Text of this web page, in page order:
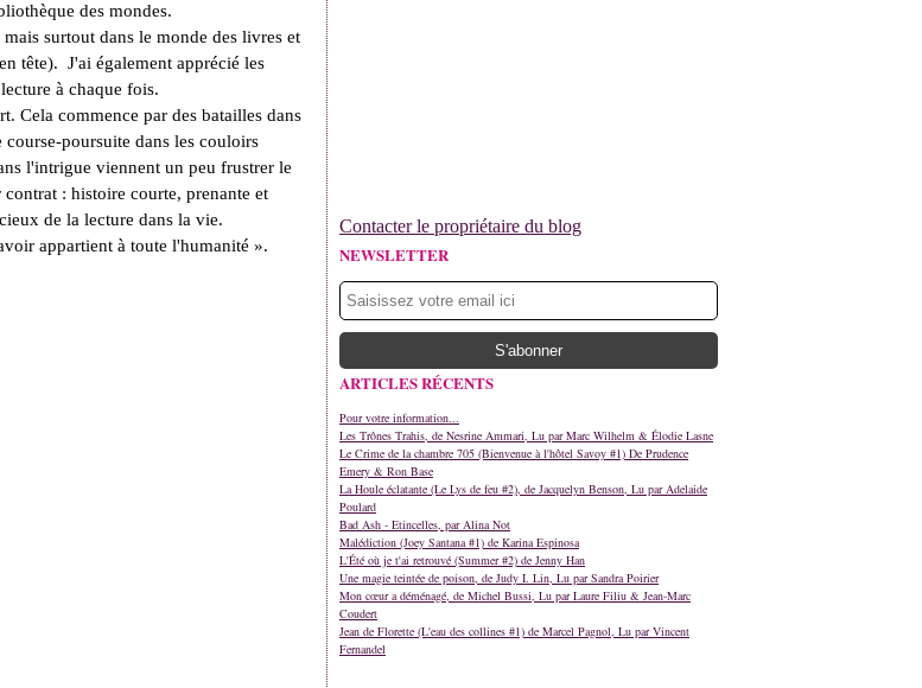
des mondes.
surtout dans le monde des livres et
tête). J'ai également apprécié les
à chaque fois.
Cela commence par des batailles dans
course-poursuite dans les couloirs
l'intrigue viennent un peu frustrer le
: histoire courte, prenante et
de la lecture dans la vie.
appartient à toute l'humanité ».
Contacter le propriétaire du blog
NEWSLETTER
ARTICLES RÉCENTS
Pour votre information...
Les Trônes Trahis, de Nesrine Ammari, Lu par Marc Wilhelm & Élodie Lasne
Le Crime de la chambre 705 (Bienvenue à l'hôtel Savoy #1) De Prudence
Emery & Ron Base
La Houle éclatante (Le Lys de feu #2), de Jacquelyn Benson, Lu par Adelaide
Poulard
Bad Ash - Etincelles, par Alina Not
Malédiction (Joey Santana #1) de Karina Espinosa
L'Été où je t'ai retrouvé (Summer #2) de Jenny Han
Une magie teintée de poison, de Judy I. Lin, Lu par Sandra Poirier
Mon cœur a déménagé, de Michel Bussi, Lu par Laure Filiu & Jean-Marc
Coudert
Jean de Florette (L'eau des collines #1) de Marcel Pagnol, Lu par Vincent
Fernandel